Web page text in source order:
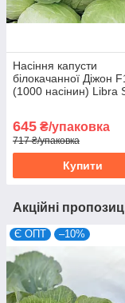
Насіння капусти
білокачанної Діжон
(1000 насінин) Libra
645 ₴/упаковка
717 ₴/упаковка
Купити
Акційні
Є ОПТ –10%